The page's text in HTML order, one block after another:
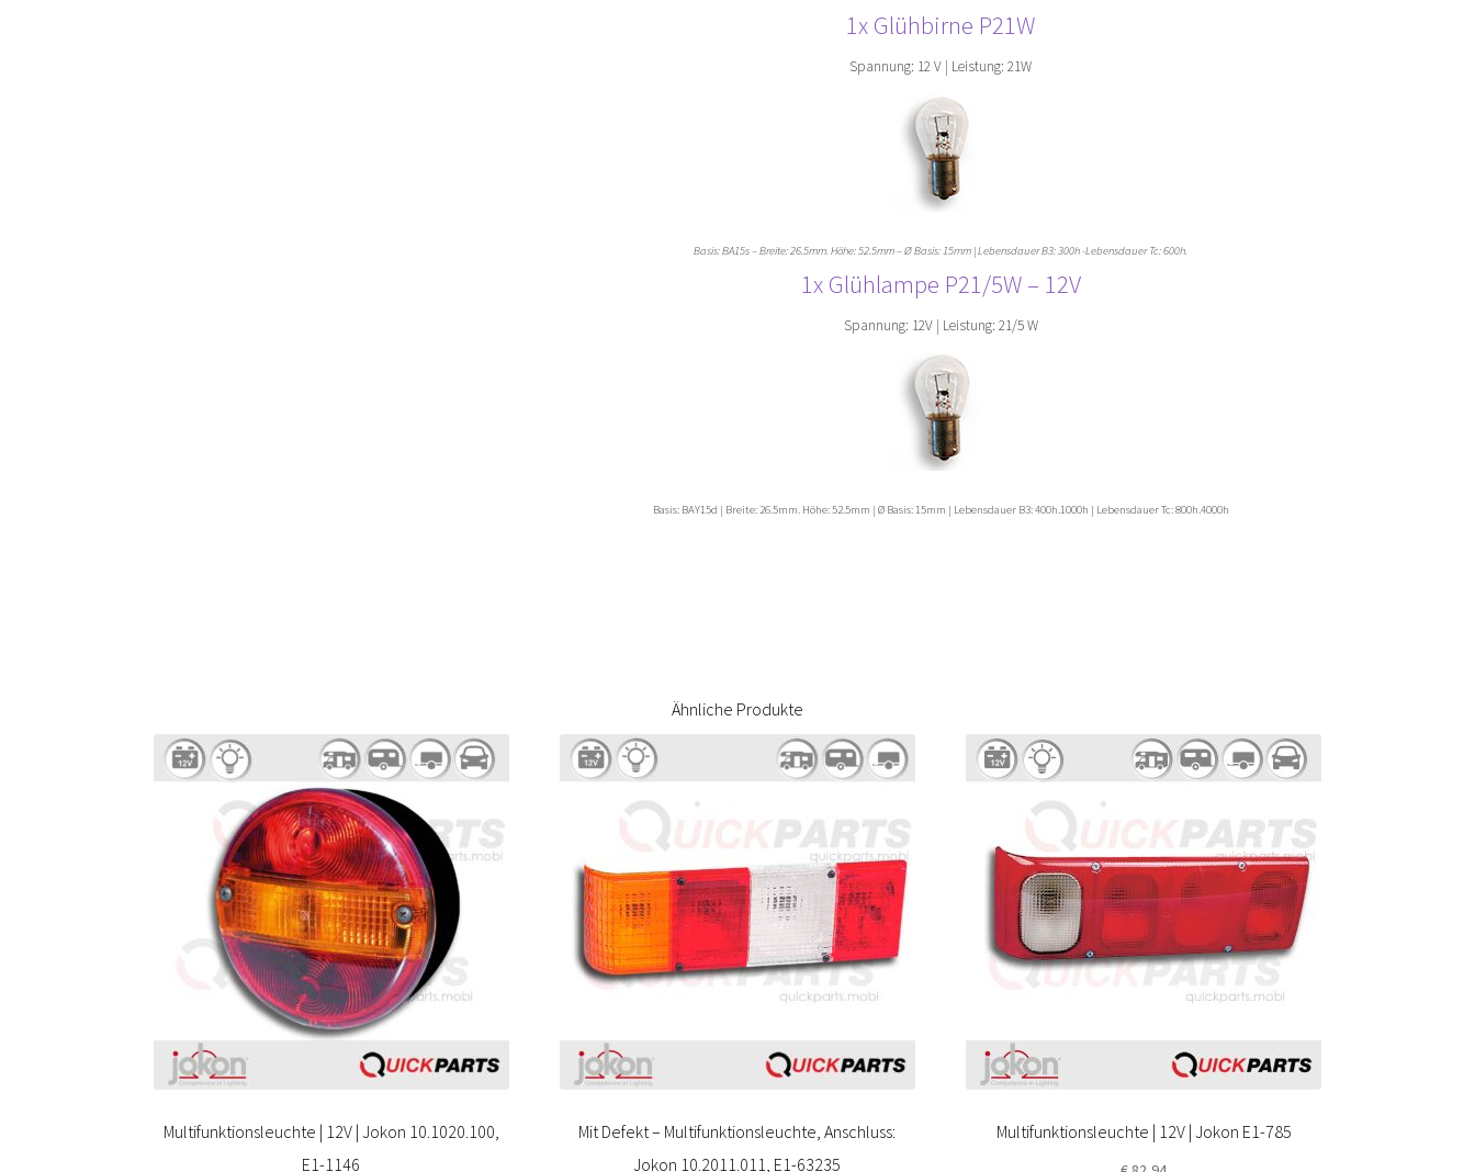
1x Glühbirne P21W
Spannung: 12 V | Leistung: 21W
Basis: BA15s – Breite: 26.5mm. Höhe: 52.5mm – Ø Basis: 15mm | Lebensdauer B3: 300h -Lebensdauer Tc: 600h.
1x Glühlampe P21/5W – 12V
Spannung: 12V | Leistung: 21/5 W
Basis: BAY15d | Breite: 26.5mm. Höhe: 52.5mm | Ø Basis: 15mm | Lebensdauer B3: 400h.1000h | Lebensdauer Tc: 800h.4000h
Ähnliche Produkte
Multifunktionsleuchte | 12V | Jokon 10.1020.100,
E1-1146
Mit Defekt – Multifunktionsleuchte, Anschluss:
Jokon 10.2011.011, E1-63235
Multifunktionsleuchte | 12V | Jokon E1-785